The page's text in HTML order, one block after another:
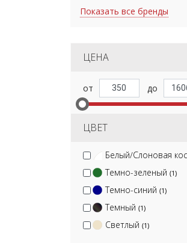
Показать все бренды
ЦЕНА
ЦВЕТ
Белый/Слоновая
Темно-зеленый (1)
Темно-синий (1)
Темный (1)
Светлый (1)